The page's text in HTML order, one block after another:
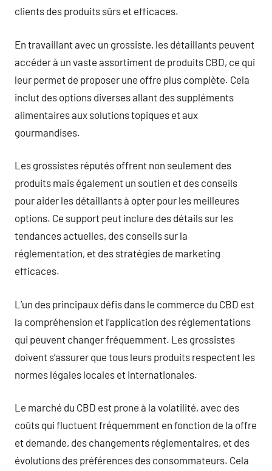
clients des produits sûrs et efficaces.
En travaillant avec un grossiste, les détaillants peuvent
accéder à un vaste assortiment de produits CBD, ce qui
leur permet de proposer une offre plus complète. Cela
inclut des options diverses allant des suppléments
alimentaires aux solutions topiques et aux
gourmandises.
Les grossistes réputés offrent non seulement des
produits mais également un soutien et des conseils
pour aider les détaillants à opter pour les meilleures
options. Ce support peut inclure des détails sur les
tendances actuelles, des conseils sur la
réglementation, et des stratégies de marketing
efficaces.
L’un des principaux défis dans le commerce du CBD est
la compréhension et l’application des réglementations
qui peuvent changer fréquemment. Les grossistes
doivent s’assurer que tous leurs produits respectent les
normes légales locales et internationales.
Le marché du CBD est prone à la volatilité, avec des
coûts qui fluctuent fréquemment en fonction de la offre
et demande, des changements réglementaires, et des
évolutions des préférences des consommateurs. Cela